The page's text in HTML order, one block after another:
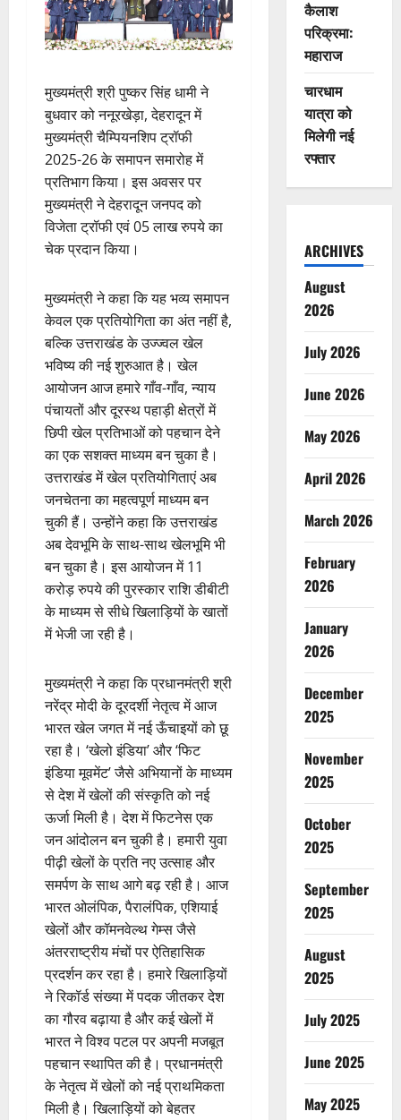
मुख्यमंत्री श्री पुष्कर सिंह धामी ने
बुधवार को ननूरखेड़ा, देहरादून में
मुख्यमंत्री चैम्पियनशिप ट्रॉफी
2025-26 के समापन समारोह में
प्रतिभाग किया। इस अवसर पर
मुख्यमंत्री ने देहरादून जनपद को
विजेता ट्रॉफी एवं 05 लाख रुपये का
चेक प्रदान किया।
मुख्यमंत्री ने कहा कि यह भव्य समापन
केवल एक प्रतियोगिता का अंत नहीं है,
बल्कि उत्तराखंड के उज्ज्वल खेल
भविष्य की नई शुरुआत है। खेल
आयोजन आज हमारे गाँव-गाँव, न्याय
पंचायतों और दूरस्थ पहाड़ी क्षेत्रों में
छिपी खेल प्रतिभाओं को पहचान देने
का एक सशक्त माध्यम बन चुका है।
उत्तराखंड में खेल प्रतियोगिताएं अब
जनचेतना का महत्वपूर्ण माध्यम बन
चुकी हैं। उन्होंने कहा कि उत्तराखंड
अब देवभूमि के साथ-साथ खेलभूमि भी
बन चुका है। इस आयोजन में 11
करोड़ रुपये की पुरस्कार राशि डीबीटी
के माध्यम से सीधे खिलाड़ियों के खातों
में भेजी जा रही है।
मुख्यमंत्री ने कहा कि प्रधानमंत्री श्री
नरेंद्र मोदी के दूरदर्शी नेतृत्व में आज
भारत खेल जगत में नई ऊँचाइयों को छू
रहा है। ‘खेलो इंडिया’ और ‘फिट
इंडिया मूवमेंट’ जैसे अभियानों के माध्यम
से देश में खेलों की संस्कृति को नई
ऊर्जा मिली है। देश में फिटनेस एक
जन आंदोलन बन चुकी है। हमारी युवा
पीढ़ी खेलों के प्रति नए उत्साह और
समर्पण के साथ आगे बढ़ रही है। आज
भारत ओलंपिक, पैरालंपिक, एशियाई
खेलों और कॉमनवेल्थ गेम्स जैसे
अंतरराष्ट्रीय मंचों पर ऐतिहासिक
प्रदर्शन कर रहा है। हमारे खिलाड़ियों
ने रिकॉर्ड संख्या में पदक जीतकर देश
का गौरव बढ़ाया है और कई खेलों में
भारत ने विश्व पटल पर अपनी मजबूत
पहचान स्थापित की है। प्रधानमंत्री
के नेतृत्व में खेलों को नई प्राथमिकता
मिली है। खिलाड़ियों को बेहतर
कैलाश
परिक्रमा:
महाराज
चारधाम
यात्रा को
मिलेगी नई
रफ्तार
ARCHIVES
August
2026
July 2026
June 2026
May 2026
April 2026
March 2026
February
2026
January
2026
December
2025
November
2025
October
2025
September
2025
August
2025
July 2025
June 2025
May 2025